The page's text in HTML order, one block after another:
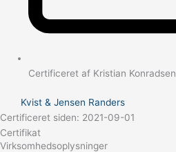
Certificeret af Kristian Konradsen
Kvist & Jensen Randers
Certificeret siden: 2021-09-01
Certifikat
Virksomhedsoplysninger